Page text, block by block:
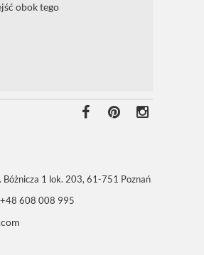
obok tego
Bóżnicza 1 lok. 203, 61-751 Poznań
+48 608 008 995